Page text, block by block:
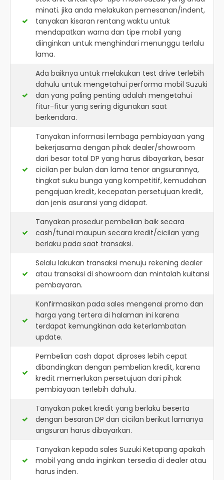
minati. jika anda melakukan pemesanan/indent,
tanyakan kisaran rentang waktu untuk
mendapatkan warna dan tipe mobil yang
diinginkan untuk menghindari menunggu terlalu
lama.
Ada baiknya untuk melakukan test drive terlebih
dahulu untuk mengetahui performa mobil Suzuki
dan yang paling penting adalah mengetahui
fitur-fitur yang sering digunakan saat
berkendara.
Tanyakan informasi lembaga pembiayaan yang
bekerjasama dengan pihak dealer/showroom
dari besar total DP yang harus dibayarkan, besar
cicilan per bulan dan lama tenor angsurannya,
tingkat suku bunga yang kompetitif, kemudahan
pengajuan kredit, kecepatan persetujuan kredit,
dan jenis asuransi yang didapat.
Tanyakan prosedur pembelian baik secara
cash/tunai maupun secara kredit/cicilan yang
berlaku pada saat transaksi.
Selalu lakukan transaksi menuju rekening dealer
atau transaksi di showroom dan mintalah kuitansi
pembayaran.
Konfirmasikan pada sales mengenai promo dan
harga yang tertera di halaman ini karena
terdapat kemungkinan ada keterlambatan
update.
Pembelian cash dapat diproses lebih cepat
dibandingkan dengan pembelian kredit, karena
kredit memerlukan persetujuan dari pihak
pembiayaan terlebih dahulu.
Tanyakan paket kredit yang berlaku beserta
dengan besaran DP dan cicilan berikut lamanya
angsuran harus dibayarkan.
Tanyakan kepada sales Suzuki Ketapang apakah
mobil yang anda inginkan tersedia di dealer atau
harus inden.